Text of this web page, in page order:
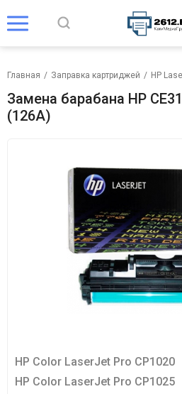
Главная / Заправка картриджей / HP
Замена барабана HP
(126A)
HP Color LaserJet Pro CP1020
HP Color LaserJet Pro CP1025